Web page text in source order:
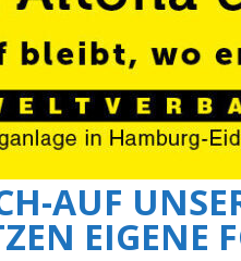
AUF
EIGENE